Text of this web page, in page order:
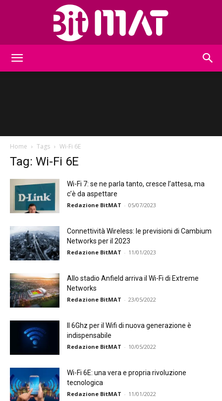
Home Tags Wi-Fi 6E
Tag: Wi-Fi 6E
Wi-Fi 7: se ne parla tanto, cresce l’attesa, ma
c’è da aspettare
Redazione BitMAT - 05/07/2023
Connettività Wireless: le previsioni di Cambium
Networks per il 2023
Redazione BitMAT - 11/01/2023
Allo stadio Anfield arriva il Wi-Fi di Extreme
Networks
Redazione BitMAT - 23/05/2022
Il 6Ghz per il Wifi di nuova generazione è
indispensabile
Redazione BitMAT - 10/05/2022
Wi-Fi 6E: una vera e propria rivoluzione
tecnologica
Redazione BitMAT - 11/01/2022